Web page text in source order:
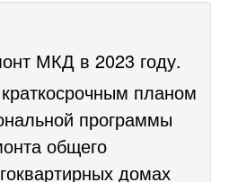
МКД в 2023 году.
планом
программы
общего
домах